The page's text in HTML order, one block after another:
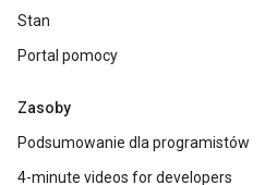
Stan
Portal pomocy
Zasoby
Podsumowanie dla programistów
4-minute videos for developers